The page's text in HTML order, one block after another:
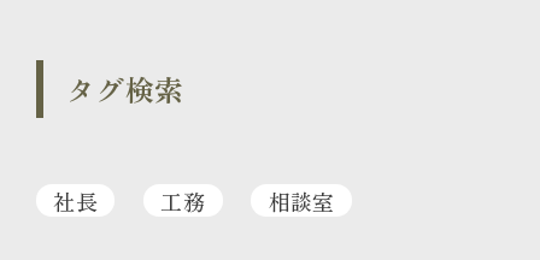
タグ検索
社長 工務 相談室